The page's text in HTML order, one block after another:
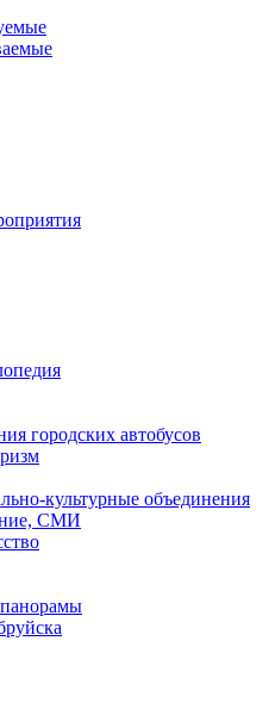
городских автобусов
культурные объединения
СМИ